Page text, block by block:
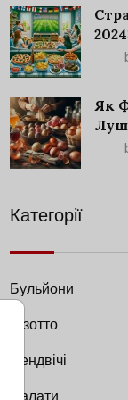
Як
Категорії
Бульйони
Різотто
Сендвічі